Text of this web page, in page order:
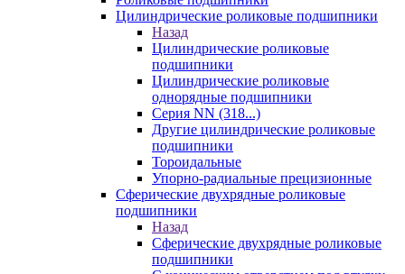
Цилиндрические роликовые подшипники
Назад
Цилиндрические роликовые
подшипники
Цилиндрические роликовые
однорядные подшипники
Серия NN (318...)
Другие цилиндрические роликовые
подшипники
Тороидальные
Упорно-радиальные прецизионные
Сферические двухрядные роликовые
подшипники
Назад
Сферические двухрядные роликовые
подшипники